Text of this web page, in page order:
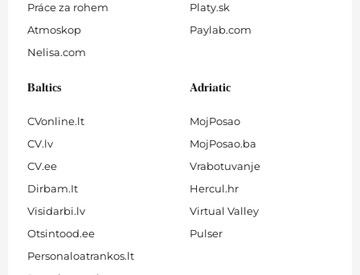
Práce za rohem
Atmoskop
Nelisa.com
Platy.sk
Paylab.com
Baltics
CVonline.lt
CV.lv
CV.ee
Dirbam.It
Visidarbi.lv
Otsintood.ee
Personaloatrankos.lt
Adriatic
MojPosao
MojPosao.ba
Vrabotuvanje
Hercul.hr
Virtual Valley
Pulser